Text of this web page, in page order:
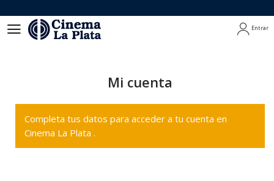
Entrar
Mi cuenta
Completa tus datos para acceder a tu cuenta en
Cinema La Plata .